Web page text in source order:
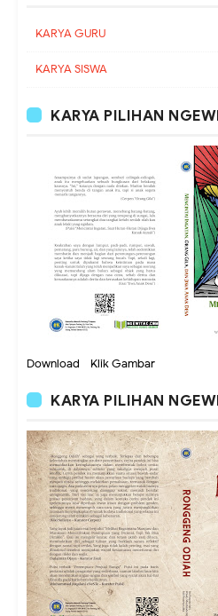
KARYA GURU
KARYA SISWA
KARYA PILIHAN
Download - Klik Gambar
KARYA PILIHAN